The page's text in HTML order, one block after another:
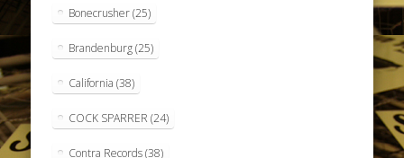
Bonecrusher(25)
Brandenburg(25)
California (38)
COCK SPARRER (24)
Contra Records(38)